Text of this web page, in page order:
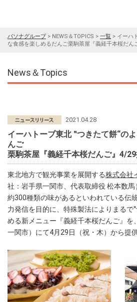
パソナグループ> NEWS＆TOPICS > 一覧 > イーハ
な食感を楽しめるだんご栗駒茶屋『義経千本桜だん
News＆Topics
2021.04.28
イーハトーブ東北 ‟つきたて餅“の
んご
栗駒茶屋『義経千本桜だんご』4/
東北地方で観光事業を展開する株式会社
社：岩手県一関市、代表取締役 松本数
約300種類の味があるといわれている伝
力発信を目的に、特殊製法によりまるで
める新メニュー『義経千本桜だんご』を
一関市）にて4月29日（祝・木）から提